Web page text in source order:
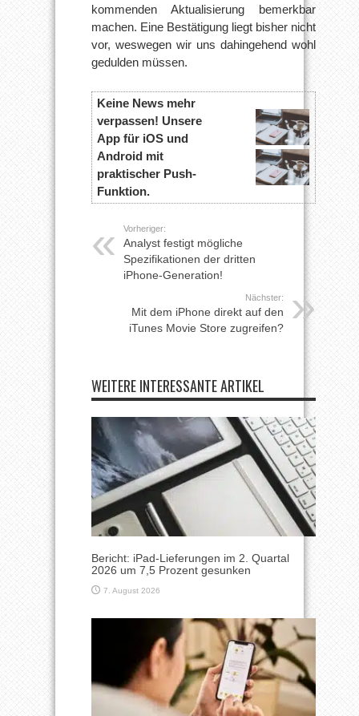
kommenden Aktualisierung bemerkbar
machen. Eine Bestätigung liegt bisher nicht
vor, weswegen wir uns dahingehend wohl
gedulden müssen.
Keine News mehr
verpassen! Unsere
App für iOS und
Android mit
praktischer Push-
Funktion.
Vorheriger:
Analyst festigt mögliche
Spezifikationen der dritten
iPhone-Generation!
Nächster:
Mit dem iPhone direkt auf den
iTunes Movie Store zugreifen?
WEITERE INTERESSANTE ARTIKEL
Bericht: iPad-Lieferungen im 2. Quartal
2026 um 7,5 Prozent gesunken
7. August 2026